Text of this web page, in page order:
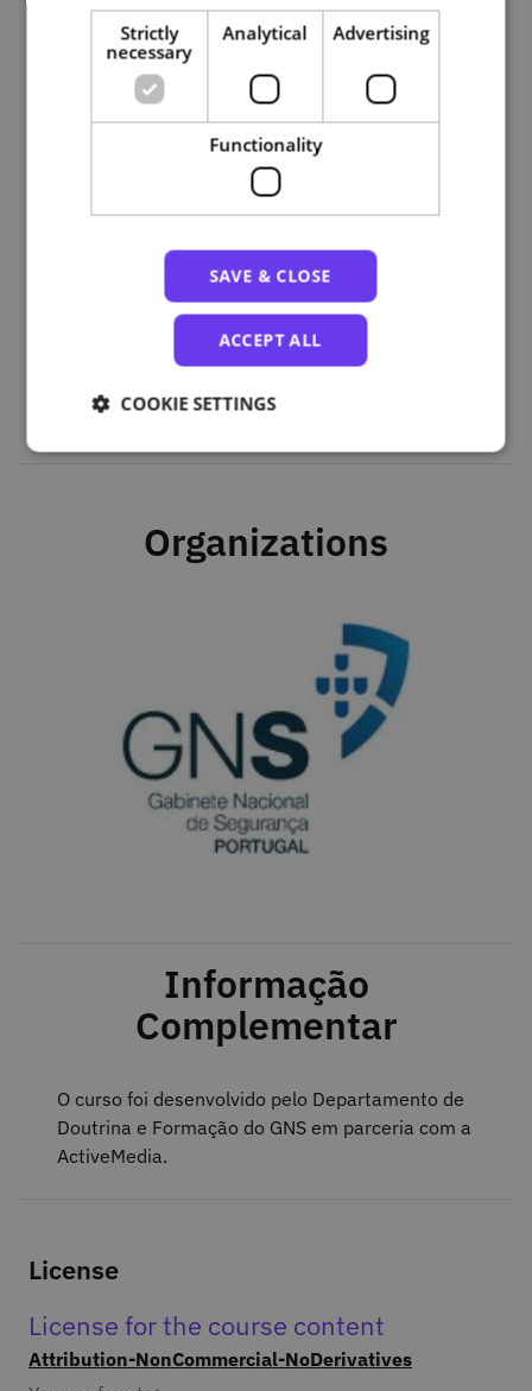
Course plan
Apresentação e introdução
Módulo 1: Normas e conceitos
Módulo 2: Gestão de pessoal e cultura de segurança
Módulo 3: Direção e Encarregado de segurança
Módulo 4: Credenciação de empresas
Módulo 5: Medidas fundamentais de segurança e
Organizations
Informação
Complementar
O curso foi desenvolvido pelo Departamento de
Doutrina e Formação do GNS em parceria com a
ActiveMedia.
License
License for the course content
Attribution-NonCommercial-NoDerivatives
Strictly
necessary
Analytical Advertising
Functionality
SAVE & CLOSE
ACCEPT ALL
COOKIE SETTINGS